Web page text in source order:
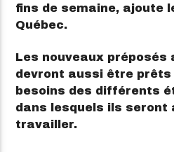
fins de semaine, ajoute
Québec.
Les nouveaux préposés
devront aussi être prêts
besoins des différents
dans lesquels ils seront
travailler.